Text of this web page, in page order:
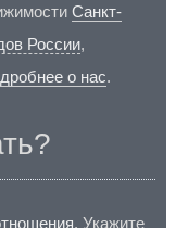
Санкт-
России,
о нас.
. Укажите